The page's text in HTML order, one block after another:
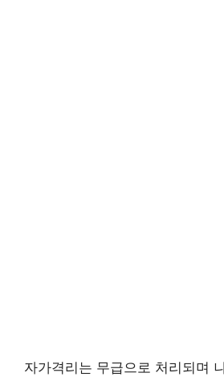
자가격리는 무급으로 처리되며